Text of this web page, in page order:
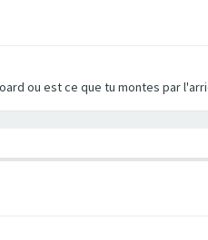
ou est ce que tu montes par